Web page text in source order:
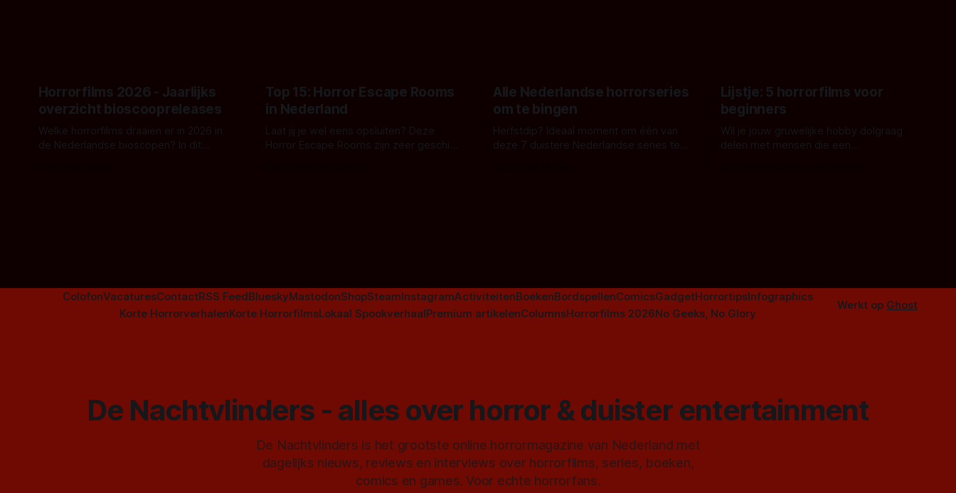
Horrorfilms 2026 - Jaarlijks
overzicht bioscoopreleases
Welke horrorfilms draaien er in 2026 in
de Nederlandse bioscopen? In dit
Top 15: Horror Escape Rooms
in Nederland
Laat jij je wel eens opsluiten? Deze
Horror Escape Rooms zijn zeer geschikt
Alle Nederlandse horrorseries
om te bingen
Herfstdip? Ideaal moment om één van
deze 7 duistere Nederlandse series te
Lijstje: 5 horrorfilms voor
beginners
Wil je jouw gruwelijke hobby dolgraag
delen met mensen die een
ColofonVacaturesContactRSS FeedBlueskyMastodonShopSteamInstagramActiviteitenBoekenBordspellenComicsGadgetHorrortipsInfographics
Korte HorrorverhalenKorte HorrorfilmsLokaal SpookverhaalPremium artikelenColumnsHorrorfilms 2026No Geeks, No Glory
Werkt op Ghost
De Nachtvlinders - alles over horror & duister entertainment
De Nachtvlinders is het grootste online horrormagazine van Nederland met
dagelijks nieuws, reviews en interviews over horrorfilms, series, boeken,
comics en games. Voor echte horrorfans.